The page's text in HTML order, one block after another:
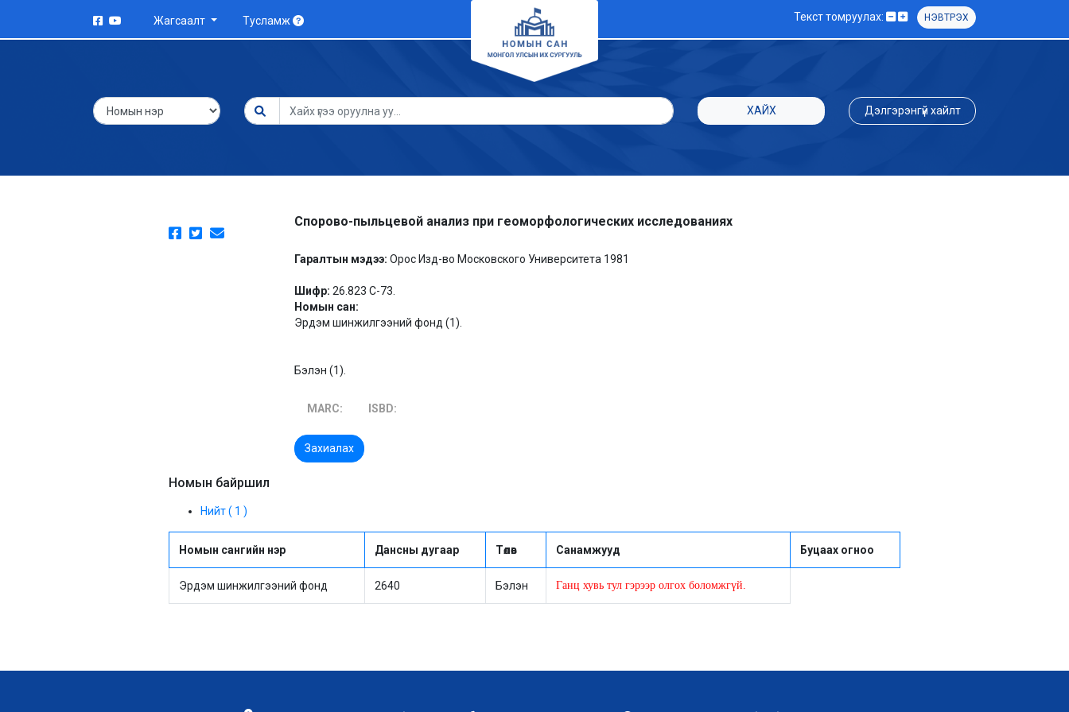
Жагсаалт Тусламж Текст томруулах: НЭВТРЭХ
ХАЙХ Дэлгэрэнгүй хайлт
Спорово-пыльцевой анализ при геоморфологических исследованиях
Гаралтын мэдээ:Орос Изд-во Московского Университета 1981
Шифр:26.823 С-73.
Номын сан:
Эрдэм шинжилгээний фонд (1).
Бэлэн (1).
MARC: ISBD:
Захиалах
Номын байршил
Нийт ( 1 )
Номын сангийн нэр Дансны дугаар Төлөв Санамжууд Буцаах огноо
Эрдэм шинжилгээний фонд 2640 Бэлэн Ганц хувь тул гэрээр олгох боломжгүй.